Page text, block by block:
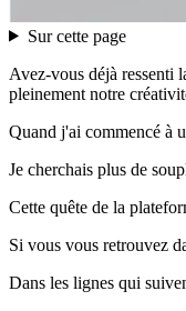
Sur cette page
Avez-vous déjà ressenti
pleinement notre
Quand j'ai commencé à
Je cherchais plus de
Cette quête de la
Si vous vous retrouvez
Dans les lignes qui